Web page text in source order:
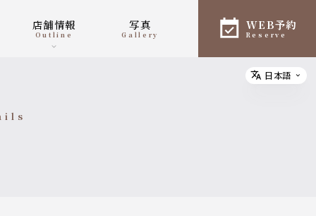
店舗情報
outline
写真
gallery
WEB予約
reserve
Select
日本語